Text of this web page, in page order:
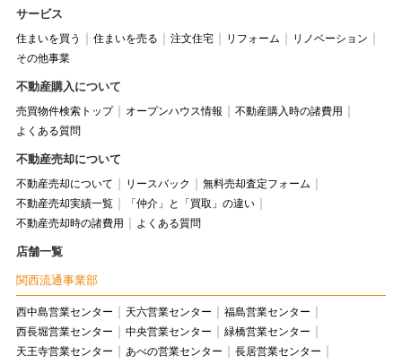
サービス
住まいを買う 住まいを売る 注文住宅 リフォーム
リノベーション
その他事業
不動産購入について
売買物件検索トップ オープンハウス情報
不動産購入時の諸費用
よくある質問
不動産売却について
不動産売却について リースバック
無料売却査定フォーム
不動産売却実績一覧
「仲介」と「買取」の違い
不動産売却時の諸費用
よくある質問
店舗一覧
関西流通事業部
西中島営業センター 天六営業センター
福島営業センター
西長堀営業センター
中央営業センター
緑橋営業センター
天王寺営業センター
あべの営業センター
長居営業センター